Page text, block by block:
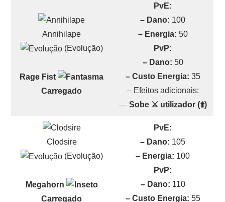
Annihilape
(Evolução)
Rage Fist
Carregado
PvE:
– Dano: 100
– Energia: 50
PvP:
– Dano: 50
– Custo Energia: 35
– Efeitos adicionais:
— Sobe ⚔️ utilizador (⬆️)
Clodsire
(Evolução)
Megahorn
Carregado
PvE:
– Dano: 105
– Energia: 100
PvP:
– Dano: 110
– Custo Energia: 55